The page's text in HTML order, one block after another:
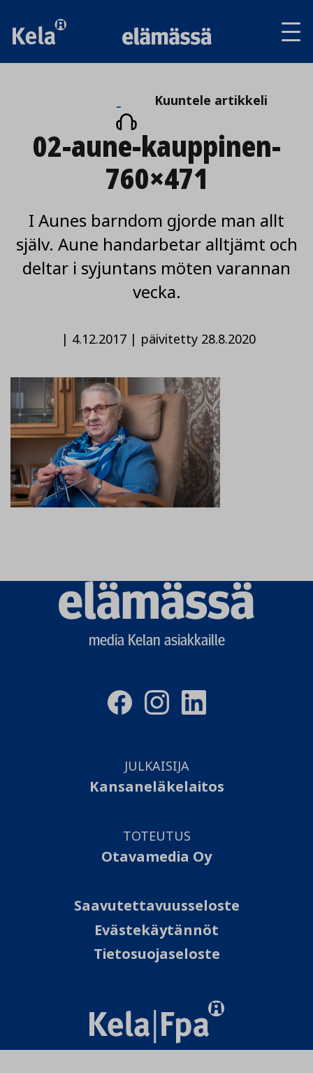
Kuuntele
artikkeli
Kuuntele artikkeli
02-aune-kauppinen-
760×471
I Aunes barndom gjorde man allt
själv. Aune handarbetar alltjämt och
deltar i syjuntans möten varannan
vecka.
| 4.12.2017| päivitetty 28.8.2020
Elämässä
logo
media Kelan asiakkaille
JULKAISIJA
Kansaneläkelaitos
TOTEUTUS
Otavamedia Oy
Saavutettavuusseloste
Evästekäytännöt
Tietosuojaseloste